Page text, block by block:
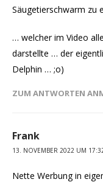
Säugetierschwarm zu
… welcher im Video
darstellte … der
Delphin … ;o)
ZUM ANTWORTEN
Frank
13. NOVEMBER 2022 UM
Nette Werbung in